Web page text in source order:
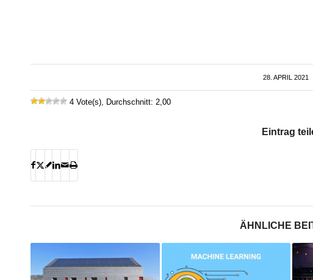
28. APRIL 2021
/
4 Vote(s), Durchschnitt: 2,00
Eintrag
ÄHNLICHE